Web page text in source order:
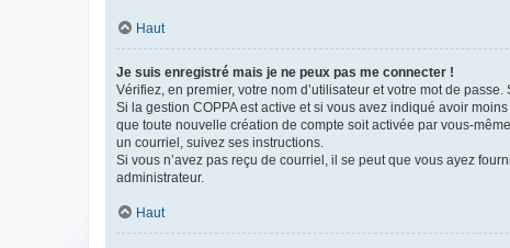
Haut
Je suis enregistré mais je ne peux pas me connecter !
Vérifiez, en premier, votre nom d’utilisateur et votre mot de
Si la gestion COPPA est active et si vous avez indiqué avoir
que toute nouvelle création de compte soit activée par vous-
un courriel, suivez ses instructions.
Si vous n’avez pas reçu de courriel, il se peut que vous ayez
administrateur.
Haut